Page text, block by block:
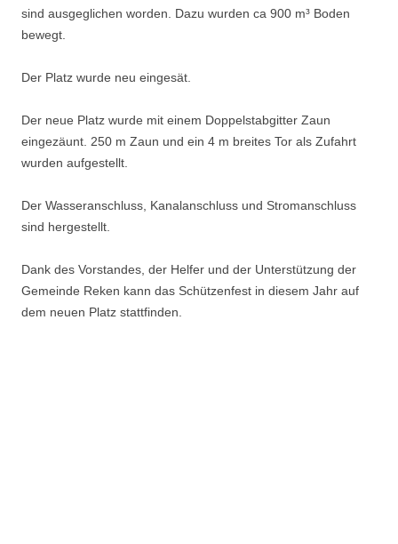
sind ausgeglichen worden. Dazu wurden ca 900 m³ Boden
bewegt.
Der Platz wurde neu eingesät.
Der neue Platz wurde mit einem Doppelstabgitter Zaun
eingezäunt. 250 m Zaun und ein 4 m breites Tor als Zufahrt
wurden aufgestellt.
Der Wasseranschluss, Kanalanschluss und Stromanschluss
sind hergestellt.
Dank des Vorstandes, der Helfer und der Unterstützung der
Gemeinde Reken kann das Schützenfest in diesem Jahr auf
dem neuen Platz stattfinden.